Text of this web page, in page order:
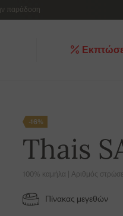
παράδοση
-16%
Thais
100% καμήλα | Αριθμός
Πίνακας μεγεθών